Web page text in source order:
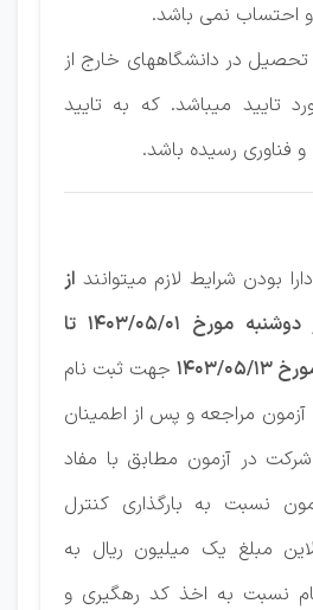
احتساب نمی باشد.
تحصیل در دانشگاههای خارج از
تایید میباشد. که به تایید
فناوری رسیده باشد.
بودن شرایط لازم میتوانند از
ساعت ۸ صبح روز دوشنبه مورخ 1403/05/01 تا
جهت ثبت نام
مراجعه و پس از اطمینان
شرکت در آزمون مطابق با مفاد
نسبت به بارگذاری کنترل
مبلغ یک میلیون ریال به
نسبت به اخذ کد رهگیری و